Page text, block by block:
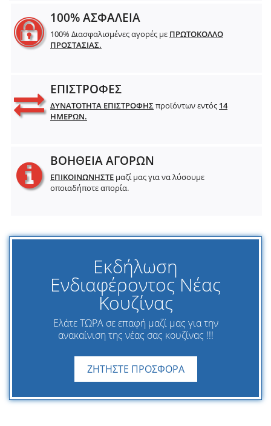
100% ΑΣΦΑΛΕΙΑ
100% Διασφαλισμένες αγορές με ΠΡΩΤΟΚΟΛΛΟ
ΠΡΟΣΤΑΣΙΑΣ.
ΕΠΙΣΤΡΟΦΕΣ
ΔΥΝΑΤΟΤΗΤΑ ΕΠΙΣΤΡΟΦΗΣπροϊόντων εντός 14
ΗΜΕΡΩΝ.
ΒΟΗΘΕΙΑ ΑΓΟΡΩΝ
ΕΠΙΚΟΙΝΩΝΗΣΤΕ μαζί μας για να λύσουμε
οποιαδήποτε απορία.
Εκδήλωση
Ενδιαφέροντος Νέας
Κουζίνας
Ελάτε ΤΩΡΑ σε επαφή μαζί μας για την
ανακαίνιση της νέας σας κουζίνας !!!
ΖΗΤΗΣΤΕ ΠΡΟΣΦΟΡΑ